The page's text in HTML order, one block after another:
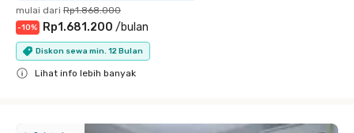
mulai dari Rp1.868.000
-10% Rp1.681.200 /bulan
Diskon sewa min. 12 Bulan
Lihat info lebih banyak